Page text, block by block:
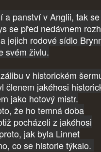
a panství v Anglii, tak
se před nedávnem
jejich rodové sídlo
svém živlu.
v historickém
členem jakéhosi
jako hotový mistr.
že ho temná doba
pocházeli z jakéhosi
jak byla Linnet
co se historie týkalo.